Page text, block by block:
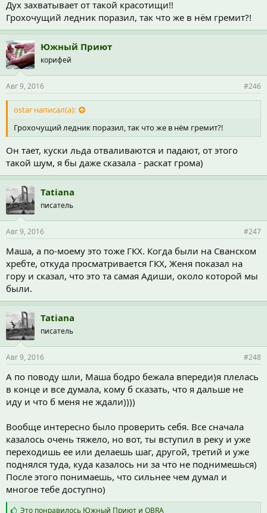
Дух захватывает от такой красотищи!!
Грохочущий ледник поразил, так что же в нём гремит?!
Южный Приют
корифей
Авг 9, 2016 #246
ostar написал(а):
Грохочущий ледник поразил, так что же в нём гремит?!
Он тает, куски льда отваливаются и падают, от этого
такой шум, я бы даже сказала - раскат грома)
Tatiana
писатель
Авг 9, 2016 #247
Маша, а по-моему это тоже ГКХ. Когда были на Сванском
хребте, откуда просматривается ГКХ, Женя показал на
гору и сказал, что это та самая Адиши, около которой мы
были.
Tatiana
писатель
Авг 9, 2016 #248
А по поводу шли, Маша бодро бежала впереди)я плелась
в конце и все думала, кому б сказать, что я дальше не
иду и что б меня не ждали))))
Вообще интересно было проверить себя. Все сначала
казалось очень тяжело, но вот, ты вступил в реку и уже
переходишь ее или делаешь шаг, другой, третий и уже
поднялся туда, куда казалось ни за что не поднимешься)
После этого понимаешь, что сильнее чем думал и
многое тебе доступно)
С
Это понравилось Южный Приюти OBRA